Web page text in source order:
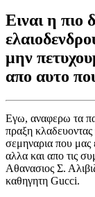
Ειναι η πιο
μην
απο αυτο
Εγω, αναφερω τα
πραξη κλαδευοντας
σεμηναρια που
αλλα και απο τις
Αθανασιος Σ.
καθηγητη Gucci.